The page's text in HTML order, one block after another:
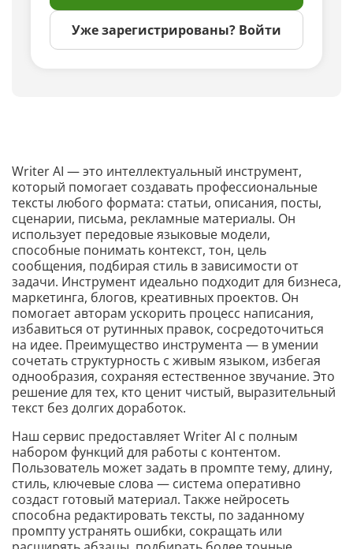
Уже зарегистрированы? Войти
Writer AI — это интеллектуальный инструмент,
который помогает создавать профессиональные
тексты любого формата: статьи, описания, посты,
сценарии, письма, рекламные материалы. Он
использует передовые языковые модели,
способные понимать контекст, тон, цель
сообщения, подбирая стиль в зависимости от
задачи. Инструмент идеально подходит для бизнеса,
маркетинга, блогов, креативных проектов. Он
помогает авторам ускорить процесс написания,
избавиться от рутинных правок, сосредоточиться
на идее. Преимущество инструмента — в умении
сочетать структурность с живым языком, избегая
однообразия, сохраняя естественное звучание. Это
решение для тех, кто ценит чистый, выразительный
текст без долгих доработок.
Наш сервис предоставляет Writer AI с полным
набором функций для работы с контентом.
Пользователь может задать в промпте тему, длину,
стиль, ключевые слова — система оперативно
создаст готовый материал. Также нейросеть
способна редактировать тексты, по заданному
промпту устранять ошибки, сокращать или